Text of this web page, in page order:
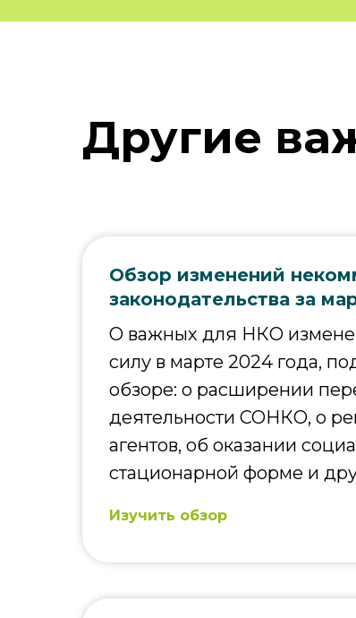
Другие
Обзор изменений
законодательства за
О важных для НКО
силу в марте 2024 года,
обзоре: о расширении
деятельности СОНКО, о
агентов, об оказании
стационарной форме и
Изучить обзор